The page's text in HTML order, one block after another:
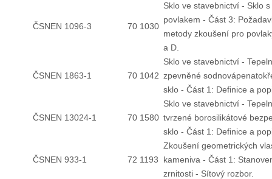
ČSNEN 1096-3 70 1030
Sklo ve stavebnictví - Sklo s
povlakem - Část 3:
metody zkoušení pro
a D.
ČSNEN 1863-1 70 1042
Sklo ve stavebnictví -
zpevněné
sklo - Část 1: Definice a
ČSNEN 13024-1 70 1580
Sklo ve stavebnictví -
tvrzené borosilikátové
sklo - Část 1: Definice a
ČSNEN 933-1 72 1193
Zkoušení geometrických
kameniva - Část 1:
zrnitosti - Sítový rozbor.